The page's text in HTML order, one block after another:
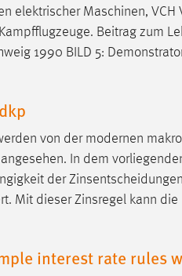
elektrischer Maschinen, VCH
Beitrag zum
1990 BILD 5:
von der modernen
In dem
der
Mit dieser Zinsregel kann die
interest rate rules